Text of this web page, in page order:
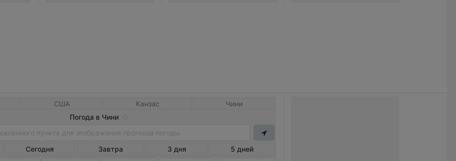
США Канзас
Чини
Погода в Чини
Сегодня Завтра 3 дня
5 дней